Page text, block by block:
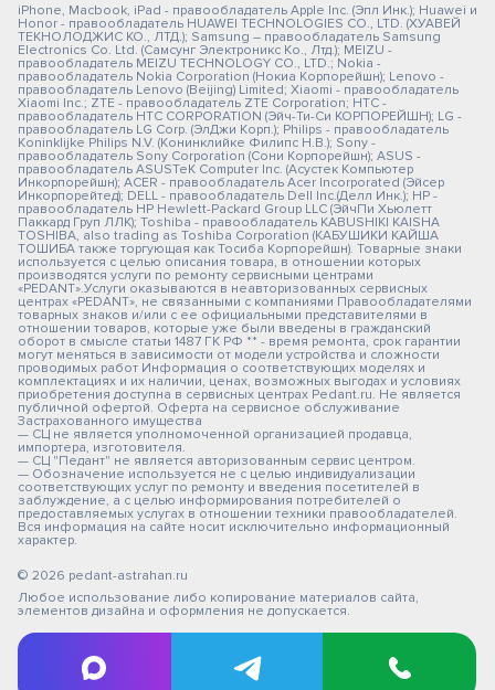
iPhone, Macbook, iPad - правообладатель Apple Inc. (Эпл Инк.); Huawei и
Honor - правообладатель HUAWEI TECHNOLOGIES CO., LTD. (ХУАВЕЙ
ТЕКНОЛОДЖИС КО., ЛТД.); Samsung – правообладатель Samsung
Electronics Co. Ltd. (Самсунг Электроникс Ко., Лтд.); MEIZU -
правообладатель MEIZU TECHNOLOGY CO., LTD.; Nokia -
правообладатель Nokia Corporation (Нокиа Корпорейшн); Lenovo -
правообладатель Lenovo (Beijing) Limited; Xiaomi - правообладатель
Xiaomi Inc.; ZTE - правообладатель ZTE Corporation; HTC -
правообладатель HTC CORPORATION (Эйч-Ти-Си КОРПОРЕЙШН); LG -
правообладатель LG Corp. (ЭлДжи Корп.); Philips - правообладатель
Koninklijke Philips N.V. (Конинклийке Филипс Н.В.); Sony -
правообладатель Sony Corporation (Сони Корпорейшн); ASUS -
правообладатель ASUSTeK Computer Inc. (Асустек Компьютер
Инкорпорейшн); ACER - правообладатель Acer Incorporated (Эйсер
Инкорпорейтед); DELL - правообладатель Dell Inc.(Делл Инк.); HP -
правообладатель HP Hewlett-Packard Group LLC (ЭйчПи Хьюлетт
Паккард Груп ЛЛК); Toshiba - правообладатель KABUSHIKI KAISHA
TOSHIBA, also trading as Toshiba Corporation (КАБУШИКИ КАЙША
ТОШИБА также торгующая как Тосиба Корпорейшн). Товарные знаки
используется с целью описания товара, в отношении которых
производятся услуги по ремонту сервисными центрами
«PEDANT».Услуги оказываются в неавторизованных сервисных
центрах «PEDANT», не связанными с компаниями Правообладателями
товарных знаков и/или с ее официальными представителями в
отношении товаров, которые уже были введены в гражданский
оборот в смысле статьи 1487 ГК РФ ** - время ремонта, срок гарантии
могут меняться в зависимости от модели устройства и сложности
проводимых работ Информация о соответствующих моделях и
комплектациях и их наличии, ценах, возможных выгодах и условиях
приобретения доступна в сервисных центрах Pedant.ru. Не является
публичной офертой. Оферта на сервисное обслуживание
Застрахованного имущества
— СЦ не является уполномоченной организацией продавца,
импортера, изготовителя.
— СЦ "Педант" не является авторизованным сервис центром.
— Обозначение используется не с целью индивидуализации
соответствующих услуг по ремонту и введения посетителей в
заблуждение, а с целью информирования потребителей о
предоставляемых услугах в отношении техники правообладателей.
Вся информация на сайте носит исключительно информационный
характер.
© 2026 pedant-astrahan.ru
Любое использование либо копирование материалов сайта,
элементов дизайна и оформления не допускается.